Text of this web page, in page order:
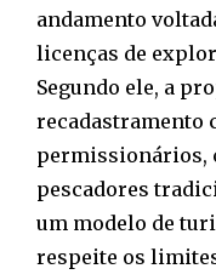
andamento
licenças de
Segundo ele, a
recadastramento
permissionários,
pescadores
um modelo de
respeite os